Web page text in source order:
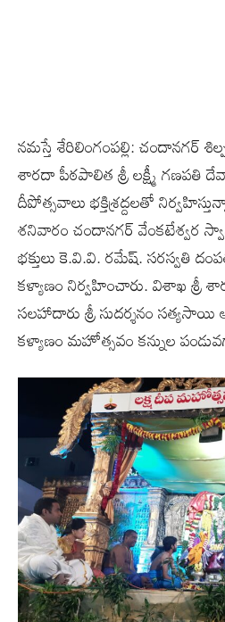
నమస్తే శేరిలింగంపల్లి: చందానగర్
శారదా పీఠపాలిత శ్రీ లక్ష్మీ గణపతి
దీపోత్సవాలు భక్తిశ్రద్దలతో
శనివారం చందానగర్ వేంకటేశ్వర
భక్తులు కె.వి.వి. రమేష్. సరస్వతి
కళ్యాణం నిర్వహించారు. విశాఖ శ్రీ
సలహాదారు శ్రీ సుదర్శనం సత్యసాయి
కళ్యాణం మహోత్సవం కన్నుల